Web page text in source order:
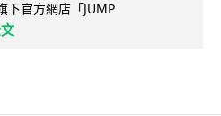
下官方網店「JUMP